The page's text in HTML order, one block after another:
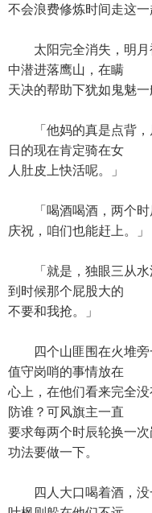
不会浪费修炼时间走这一
太阳完全消失，明月
中潜进落鹰山，在瞒
天决的帮助下犹如鬼魅一
「他妈的真是点背，
日的现在肯定骑在女
人肚皮上快活呢。」
「喝酒喝酒，两个时
庆祝，咱们也能赶上。」
「就是，独眼三从水
到时候那个屁股大的
不要和我抢。」
四个山匪围在火堆旁
值守岗哨的事情放在
心上，在他们看来完全
防谁？可风旗主一直
要求每两个时辰轮换一
功法要做一下。
四人大口喝着酒，没